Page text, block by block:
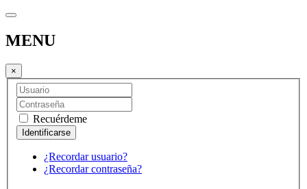
MENU
×
Recuérdeme
¿Recordar usuario?
¿Recordar contraseña?